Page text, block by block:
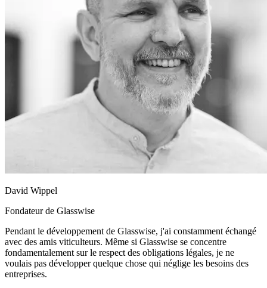
David Wippel
Fondateur de Glasswise
Pendant le développement de Glasswise, j'ai constamment échangé
avec des amis viticulteurs. Même si Glasswise se concentre
fondamentalement sur le respect des obligations légales, je ne
voulais pas développer quelque chose qui néglige les besoins des
entreprises.